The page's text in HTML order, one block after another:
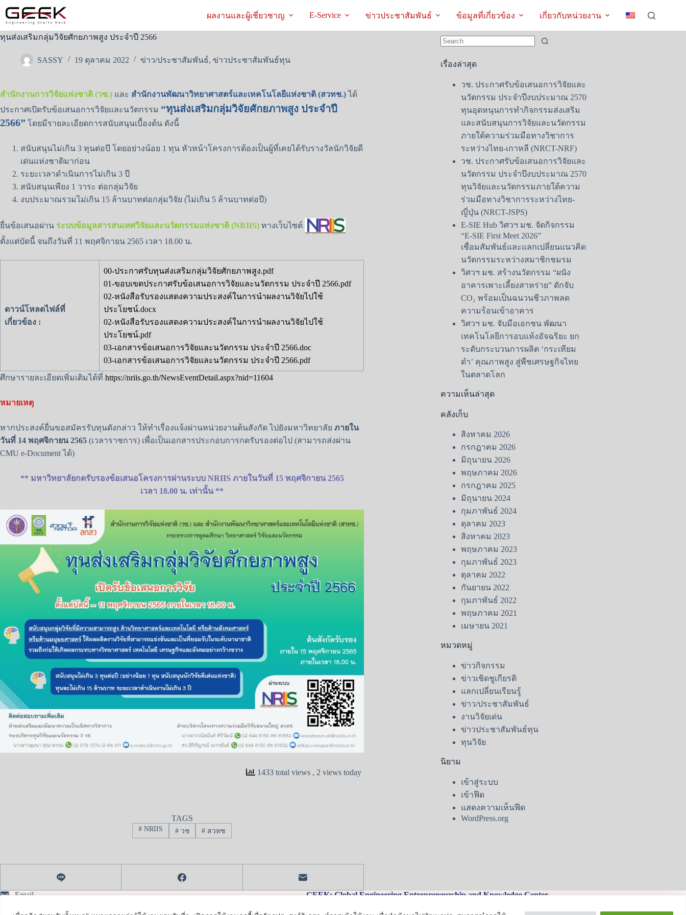
content
ผลงานและผู้เชี่ยวชาญ E-Service ข่าวประชาสัมพันธ์ ข้อมูลที่เกี่ยวข้อง เกี่ยวกับหน่วยงาน
ทุนส่งเสริมกลุ่มวิจัยศักยภาพสูง ประจำปี 2566
SASSY 19 ตุลาคม 2022 ข่าว/ประชาสัมพันธ์, ข่าวประชาสัมพันธ์ทุน
สำนักงานการวิจัยแห่งชาติ (วช.) และ สำนักงานพัฒนาวิทยาศาสตร์และเทคโนโลยีแห่งชาติ (สวทช.)ได้
ประกาศเปิดรับข้อเสนอการวิจัยและนวัตกรรม “ทุนส่งเสริมกลุ่มวิจัยศักยภาพสูง ประจำปี
2566” โดยมีรายละเอียดการสนับสนุนเบื้องต้น ดังนี้
สนับสนุนไม่เกิน 3 ทุนต่อปี โดยอย่างน้อย 1 ทุน หัวหน้าโครงการต้องเป็นผู้ที่เคยได้รับรางวัลนักวิจัยดี
เด่นแห่งชาติมาก่อน
ระยะเวลาดำเนินการไม่เกิน 3 ปี
สนับสนุนเพียง 1 วาระ ต่อกลุ่มวิจัย
งบประมาณรวมไม่เกิน 15 ล้านบาทต่อกลุ่มวิจัย (ไม่เกิน 5 ล้านบาทต่อปี)
ยื่นข้อเสนอผ่าน ระบบข้อมูลสารสนเทศวิจัยและนวัตกรรมแห่งชาติ (NRIIS) ทางเว็บไซต์
ตั้งแต่บัดนี้ จนถึงวันที่ 11 พฤศจิกายน 2565 เวลา 18.00 น.
ดาวน์โหลดไฟล์ที่
เกี่ยวข้อง :
00-ประกาศรับทุนส่งเสริมกลุ่มวิจัยศักยภาพสูง.pdf
01-ขอบเขตประกาศรับข้อเสนอการวิจัยและนวัตกรรม ประจำปี 2566.pdf
02-หนังสือรับรองแสดงความประสงค์ในการนำผลงานวิจัยไปใช้
ประโยชน์.docx
02-หนังสือรับรองแสดงความประสงค์ในการนำผลงานวิจัยไปใช้
ประโยชน์.pdf
03-เอกสารข้อเสนอการวิจัยและนวัตกรรม ประจำปี 2566.doc
03-เอกสารข้อเสนอการวิจัยและนวัตกรรม ประจำปี 2566.pdf
ศึกษารายละเอียดเพิ่มเติมได้ที่ https://nriis.go.th/NewsEventDetail.aspx?nid=11604
หมายเหตุ
หากประสงค์ยื่นขอสมัครรับทุนดังกล่าว ให้ทำเรื่องแจ้งผ่านหน่วยงานต้นสังกัด ไปยังมหาวิทยาลัย ภายใน
วันที่ 14 พฤศจิกายน 2565 (เวลาราชการ) เพื่อเป็นเอกสารประกอบการกดรับรองต่อไป (สามารถส่งผ่าน
CMU e-Document ได้)
** มหาวิทยาลัยกดรับรองข้อเสนอโครงการผ่านระบบ NRIIS ภายในวันที่ 15 พฤศจิกายน 2565
เวลา 18.00 น. เท่านั้น **
1433 total views , 2 views today
TAGS
#NRIIS #วช # สวทช
results
เรื่องล่าสุด
วช. ประกาศรับข้อเสนอการวิจัยและ
นวัตกรรม ประจำปีงบประมาณ 2570
ทุนอุดหนุนการทำกิจกรรมส่งเสริม
และสนับสนุนการวิจัยและนวัตกรรม
ภายใต้ความร่วมมือทางวิชาการ
ระหว่างไทย-เกาหลี (NRCT-NRF)
วช. ประกาศรับข้อเสนอการวิจัยและ
นวัตกรรม ประจำปีงบประมาณ 2570
ทุนวิจัยและนวัตกรรมภายใต้ความ
ร่วมมือทางวิชาการระหว่างไทย-
ญี่ปุ่น (NRCT-JSPS)
E-SIE Hub วิศวฯ มช. จัดกิจกรรม
“E-SIE First Meet 2026”
เชื่อมสัมพันธ์และแลกเปลี่ยนแนวคิด
นวัตกรรมระหว่างสมาชิกชมรม
วิศวฯ มช. สร้างนวัตกรรม “ผนัง
อาคารเพาะเลี้ยงสาหร่าย” ดักจับ
CO₂ พร้อมเป็นฉนวนชีวภาพลด
ความร้อนเข้าอาคาร
วิศวฯ มช. จับมือเอกชน พัฒนา
เทคโนโลยีการอบแห้งอัจฉริยะ ยก
ระดับกระบวนการผลิต ‘กระเทียม
ดำ’ คุณภาพสูง สู่พืชเศรษฐกิจไทย
ในตลาดโลก
ความเห็นล่าสุด
คลังเก็บ
สิงหาคม 2026
กรกฎาคม 2026
มิถุนายน 2026
พฤษภาคม 2026
กรกฎาคม 2025
มิถุนายน 2024
กุมภาพันธ์ 2024
ตุลาคม 2023
สิงหาคม 2023
พฤษภาคม 2023
กุมภาพันธ์ 2023
ตุลาคม 2022
กันยายน 2022
กุมภาพันธ์ 2022
พฤษภาคม 2021
เมษายน 2021
หมวดหมู่
ข่าวกิจกรรม
ข่าวเชิดชูเกียรติ
แลกเปลี่ยนเรียนรู้
ข่าว/ประชาสัมพันธ์
งานวิจัยเด่น
ข่าวประชาสัมพันธ์ทุน
ทุนวิจัย
นิยาม
เข้าสู่ระบบ
เข้าฟีด
แสดงความเห็นฟีด
WordPress.org
Email
Instagram
GEEK: Global Engineering Entrepreneurship and Knowledge Center